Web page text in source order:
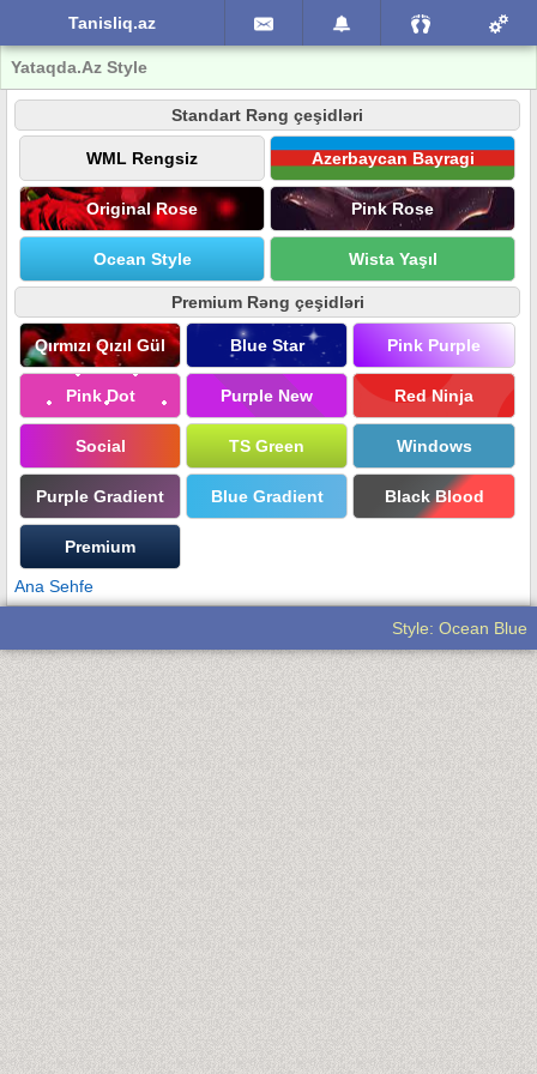
Tanisliq.az
Yataqda.Az Style
Standart Rəng çeşidləri
WML Rengsiz Azerbaycan Bayragi
Original Rose Pink Rose
Ocean Style Wista Yaşıl
Premium Rəng çeşidləri
Qırmızı Qızıl Gül Blue Star Pink Purple
Pink Dot Purple New Red Ninja
Social TS Green Windows
Purple Gradient Blue Gradient Black Blood
Premium
Ana Sehfe
Style: Ocean Blue